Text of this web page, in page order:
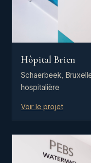
Hôpital Brien
Schaerbeek,
hospitalière
Voir le projet